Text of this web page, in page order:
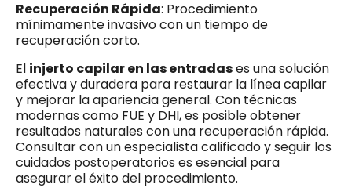
Recuperación Rápida: Procedimiento
mínimamente invasivo con un tiempo de
recuperación corto.
El injerto capilar en las entradases una solución
efectiva y duradera para restaurar la línea capilar
y mejorar la apariencia general. Con técnicas
modernas como FUE y DHI, es posible obtener
resultados naturales con una recuperación rápida.
Consultar con un especialista calificado y seguir los
cuidados postoperatorios es esencial para
asegurar el éxito del procedimiento.